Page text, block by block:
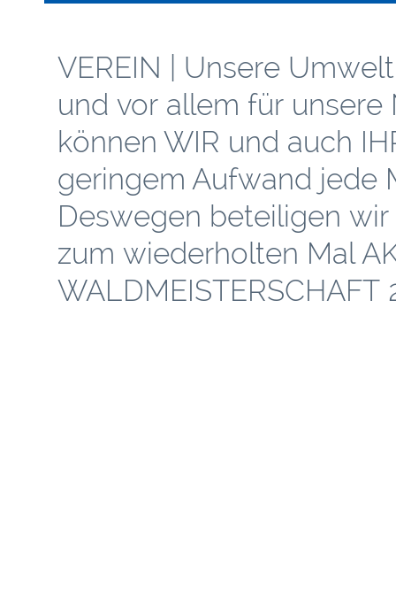
VEREIN | Unsere
und vor allem für
können WIR und auch
geringem Aufwand jede
Deswegen beteiligen
zum wiederholten Mal
WALDMEISTERSCHAFT